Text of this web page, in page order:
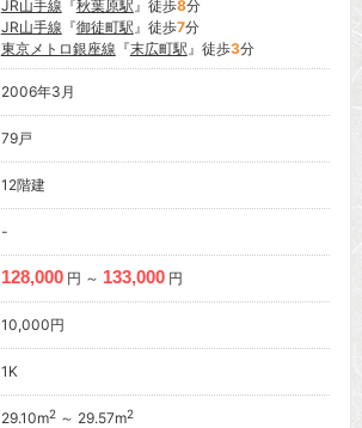
JR山手線 『秋葉原駅』徒歩8分
JR山手線 『御徒町駅』徒歩7分
東京メトロ銀座線 『末広町駅』徒歩3分
2006年3月
79戸
12階建
-
128,000 円 ～ 133,000 円
10,000円
1K
29.10m2～ 29.57m2